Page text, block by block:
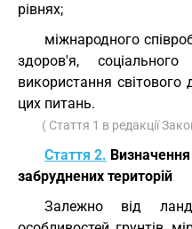
рівнях;
міжнародного
здоров'я,
використання світового
цих питань.
( Стаття 1 в редакції
Стаття 2. Визначення
забруднених територій
Залежно від